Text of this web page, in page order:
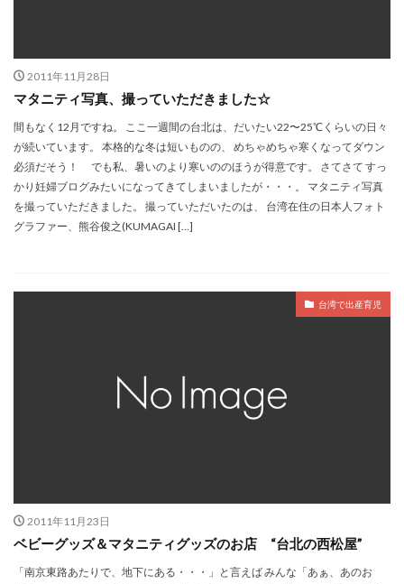
2011年11月28日
マタニティ写真、撮っていただきました☆
間もなく12月ですね。 ここ一週間の台北は、だいたい22〜25℃くらいの日々
が続いています。 本格的な冬は短いものの、 めちゃめちゃ寒くなってダウン
必須だそう！ でも私、暑いのより寒いののほうが得意です。 さてさて すっ
かり妊婦ブログみたいになってきてしまいましたが・・・。 マタニティ写真
を撮っていただきました。 撮っていただいたのは、 台湾在住の日本人フォト
グラファー、熊谷俊之(KUMAGAI […]
台湾で出産育児
2011年11月23日
ベビーグッズ＆マタニティグッズのお店 “台北の西松屋”
「南京東路あたりで、地下にある・・・」と言えば みんな「あぁ、あのお
病院
検索